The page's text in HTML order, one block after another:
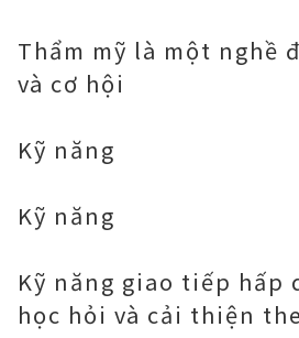
Thẩm mỹ là một nghề
và cơ hội
Kỹ năng
Kỹ năng
Kỹ năng giao tiếp hấp
học hỏi và cải thiện